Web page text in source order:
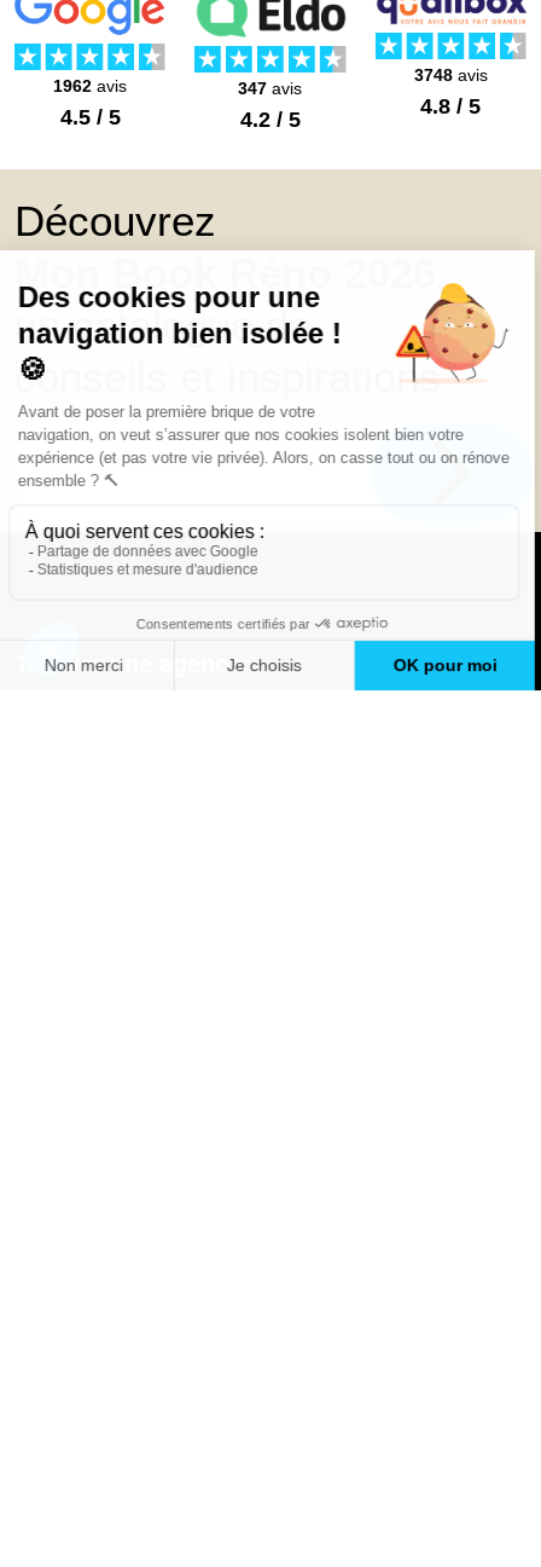
1962 avis
4.5 / 5
347 avis
4.2 / 5
3748avis
4.8 / 5
Découvrez
Mon Book Réno 2026,
un catalogue de
conseils et inspirations
Trouver une agence